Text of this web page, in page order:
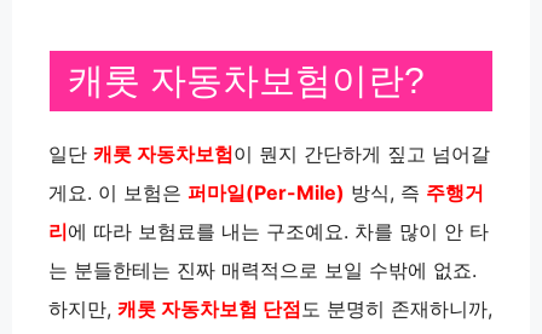
캐롯 자동차보험이란?
일단 캐롯 자동차보험이 뭔지 간단하게 짚고 넘어갈
게요. 이 보험은 퍼마일(Per-Mile) 방식, 즉 주행거
리에 따라 보험료를 내는 구조예요. 차를 많이 안 타
는 분들한테는 진짜 매력적으로 보일 수밖에 없죠.
하지만, 캐롯 자동차보험 단점도 분명히 존재하니까,